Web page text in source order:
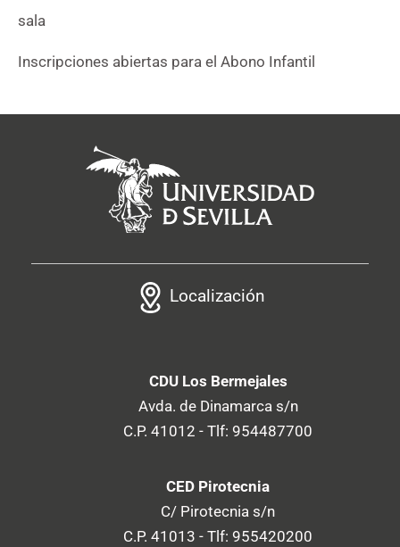
sala
Inscripciones abiertas para el Abono Infantil
Localización
CDU Los Bermejales
Avda. de Dinamarca s/n
C.P. 41012 - Tlf: 954487700
CED Pirotecnia
C/ Pirotecnia s/n
C.P. 41013 - Tlf: 955420200